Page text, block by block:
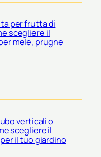
per frutta di
scegliere il
mele, prugne
verticali o
scegliere il
il tuo giardino